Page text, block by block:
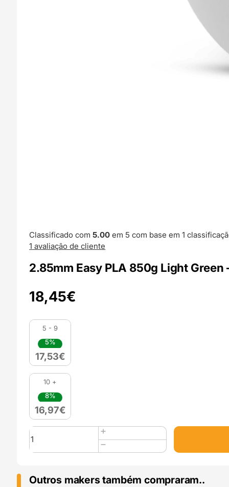
Classificado com5.00 em 5 com base em1
1 avaliação de cliente
2.85mm Easy PLA 850g Light Green
18,45€
5 - 9
5%
17,53€
10 +
8%
16,97€
Quantidade
de
2.85mm
PLA
Outros makers também compraram..